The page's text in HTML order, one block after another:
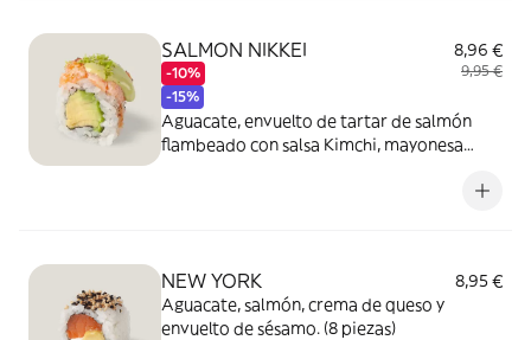
SALMON NIKKEI
-10%
-15%
8,96 €
9,95 €
Aguacate, envuelto de tartar de salmón
flambeado con salsa Kimchi, mayonesa
NEW YORK
8,95 €
Aguacate, salmón, crema de queso y
envuelto de sésamo. (8 piezas)